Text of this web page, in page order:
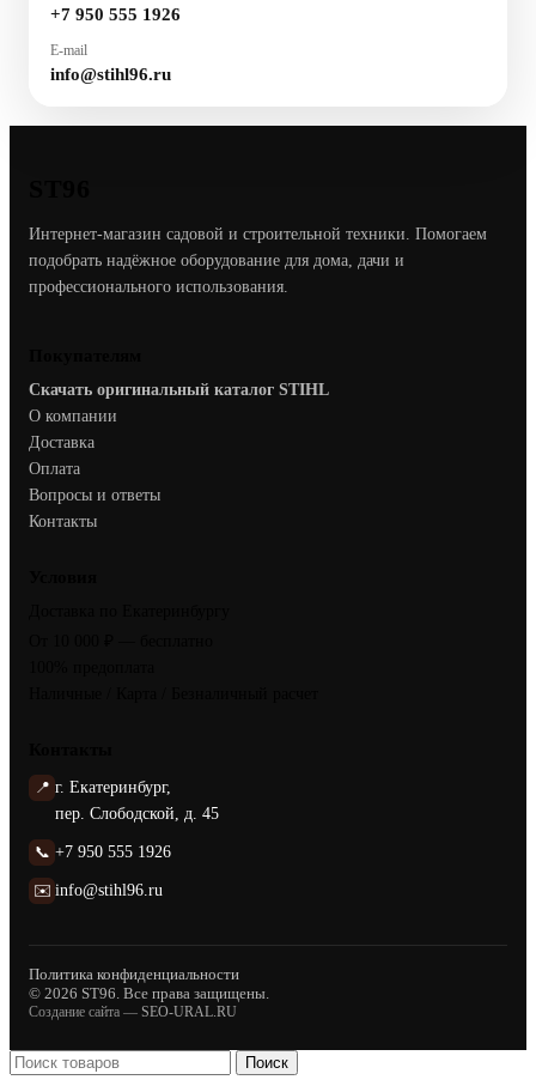
+7 950 555 1926
E-mail
info@stihl96.ru
Интернет-магазин садовой и строительной техники. Помогаем
подобрать надёжное оборудование для дома, дачи и
профессионального использования.
Скачать оригинальный каталог STIHL
О компании
Доставка
Оплата
Вопросы и ответы
Контакты
📍 г. Екатеринбург,
пер. Слободской, д. 45
📞 +7 950 555 1926
✉️ info@stihl96.ru
Политика конфиденциальности
© 2026 ST96. Все права защищены.
Создание сайта — SEO-URAL.RU
Поиск